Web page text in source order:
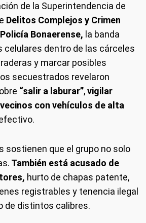
de la Superintendencia de
Delitos Complejos y Crimen
Bonaerense, la banda
celulares dentro de las cárceles
y marcar posibles
secuestrados revelaron
“salir a laburar”,vigilar
con vehículos de alta
sostienen que el grupo no solo
También está acusado de
hurto de chapas patente,
registrables y tenencia ilegal
de distintos calibres.